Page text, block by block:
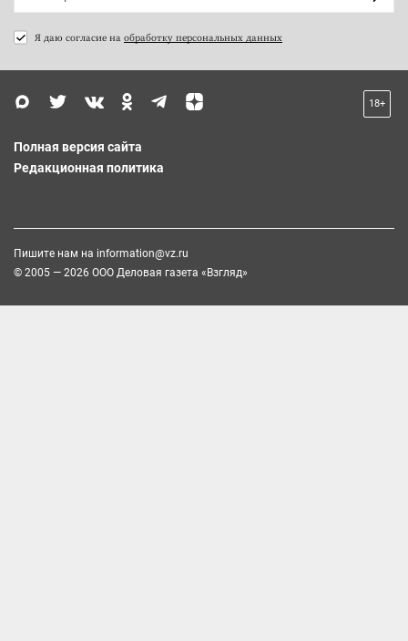
Я даю согласие на обработку персональных данных
18+
Полная версия сайта
Редакционная политика
Пишите нам на information@vz.ru
© 2005 — 2026 ООО Деловая газета «Взгляд»